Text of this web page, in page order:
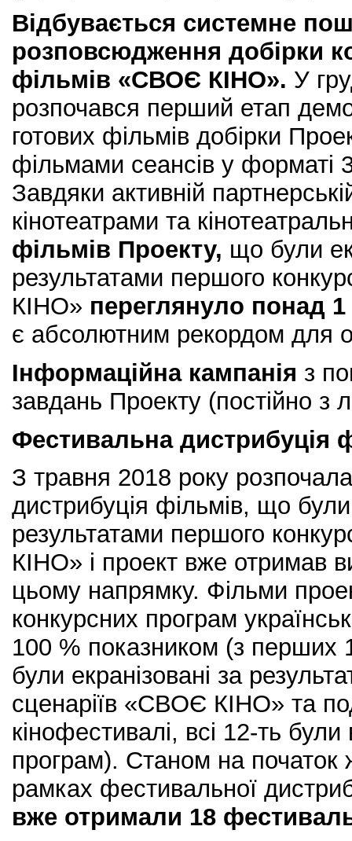
Відбувається системне
розповсюдження добірки
фільмів «СВОЄ КІНО». У
розпочався перший етап
готових фільмів добірки
фільмами сеансів у форматі
Завдяки активній
кінотеатрами та
фільмів Проекту, що були
результатами першого
КІНО» переглянуло понад 1
є абсолютним рекордом для
Інформаційна кампанія з
завдань Проекту (постійно з
Фестивальна дистрибуція
З травня 2018 року
дистрибуція фільмів, що були
результатами першого
КІНО» і проект вже отримав
цьому напрямку. Фільми
конкурсних програм
100 % показником (з перших
були екранізовані за
сценаріїв «СВОЄ КІНО» та
кінофестивалі, всі 12-ть були
програм). Станом на початок
рамках фестивальної
вже отримали 18